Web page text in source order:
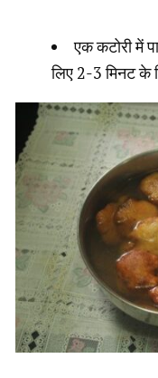
एक कटोरी में
लिए 2-3 मिनट के